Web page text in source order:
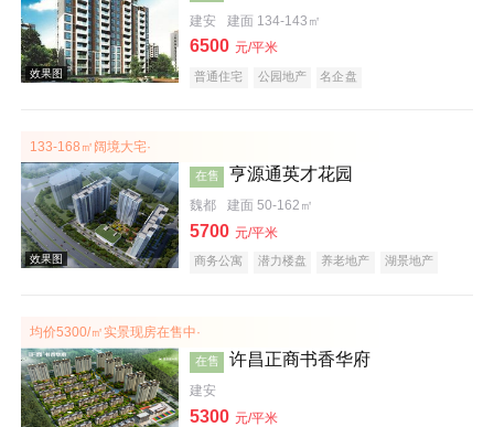
效果图
效果图
建安 建面 134-143㎡
6500 元/平米
普通住宅 公园地产 名企盘
133-168㎡阔境大宅·
在售 亨源通英才花园
魏都 建面 50-162㎡
5700 元/平米
商务公寓 潜力楼盘 养老地产
湖景地产
均价5300/㎡实景现房在售中·
在售 许昌正商书香华府
建安
5300 元/平米